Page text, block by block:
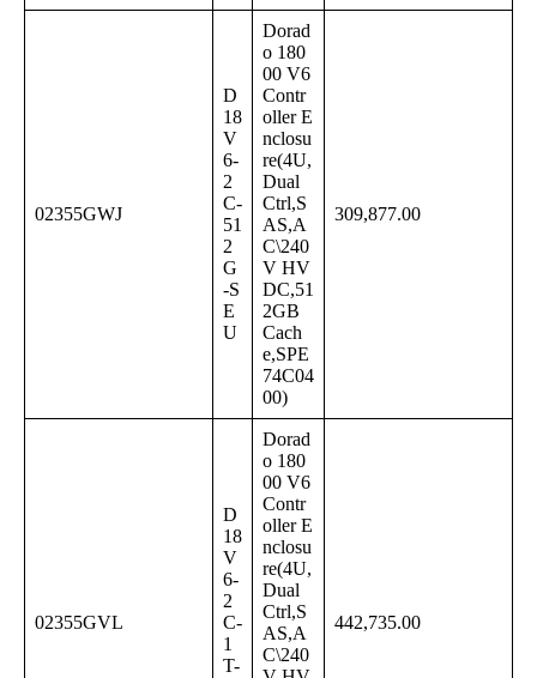
02355GWJ
D
18
V
6-
2
C-
51
2
G
-S
E
U
Dorad
o 180
00 V6
Contr
oller E
nclosu
re(4U,
Dual
Ctrl,S
AS,A
C\240
V HV
DC,51
2GB
Cach
e,SPE
74C04
00)
309,877.00
02355GVL
D
18
V
6-
2
C-
1
T-
Dorad
o 180
00 V6
Contr
oller E
nclosu
re(4U,
Dual
Ctrl,S
AS,A
C\240
442,735.00